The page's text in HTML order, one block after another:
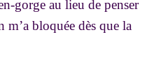
gorge au lieu de penser
m’a bloquée dès que la